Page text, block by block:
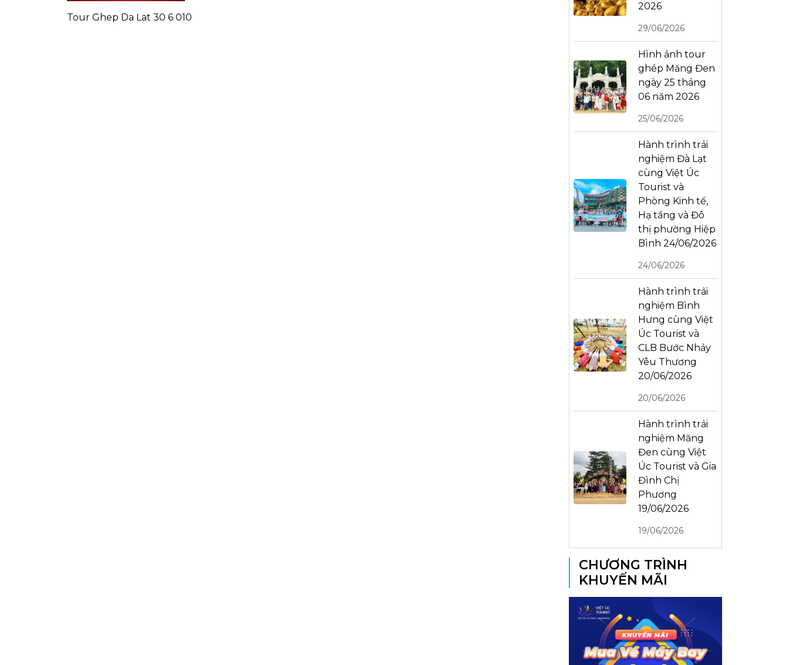
Tour Ghep Da Lat 30 6 010
2026
29/06/2026
Hình ảnh tour
ghép Măng Đen
ngày 25 tháng
06 năm 2026
25/06/2026
Hành trình trải
nghiệm Đà Lạt
cùng Việt Úc
Tourist và
Phòng Kinh tế,
Hạ tầng và Đô
thị phường Hiệp
Bình 24/06/2026
24/06/2026
Hành trình trải
nghiệm Bình
Hưng cùng Việt
Úc Tourist và
CLB Bước Nhảy
Yêu Thương
20/06/2026
20/06/2026
Hành trình trải
nghiệm Măng
Đen cùng Việt
Úc Tourist và Gia
Đình Chị
Phương
19/06/2026
19/06/2026
CHƯƠNG TRÌNH
KHUYẾN MÃI